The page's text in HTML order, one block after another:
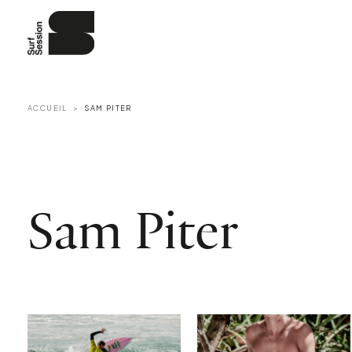
ACCUEIL ‪SAM PITER
‪Sam Piter